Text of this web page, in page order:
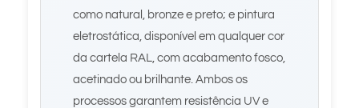
como natural, bronze e preto; e pintura
eletrostática, disponível em qualquer cor
da cartela RAL, com acabamento fosco,
acetinado ou brilhante. Ambos os
processos garantem resistência UV e